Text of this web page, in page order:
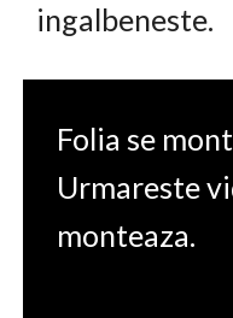
ingalbeneste.
Folia se
Urmareste
monteaza.